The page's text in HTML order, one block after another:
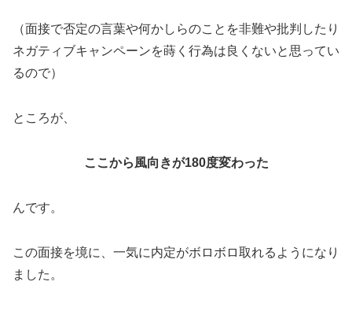
（面接で否定の言葉や何かしらのことを非難や批判したり
ネガティブキャンペーンを蒔く行為は良くないと思ってい
るので）
ところが、
ここから風向きが180度変わった
んです。
この面接を境に、一気に内定がボロボロ取れるようになり
ました。